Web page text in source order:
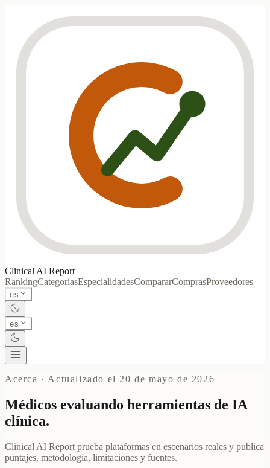
Clinical AI Report
RankingCategoríasEspecialidadesCompararComprasProveedores
es
es
Acerca · Actualizado el 20 de mayo de 2026
Médicos evaluando herramientas de IA
clínica.
Clinical AI Report prueba plataformas en escenarios reales y publica
puntajes, metodología, limitaciones y fuentes.